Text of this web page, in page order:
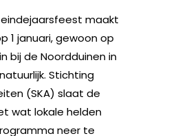
maakt
1 januari, gewoon op
bij de Noordduinen in
Stichting
(SKA) slaat de
wat lokale helden
neer te